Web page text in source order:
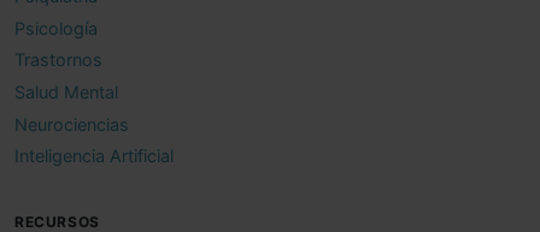
Psicología
Trastornos
Salud Mental
Neurociencias
Inteligencia Artificial
RECURSOS